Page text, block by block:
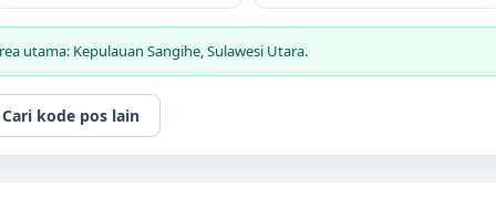
utama: Kepulauan Sangihe, Sulawesi Utara.
Cari kode pos lain